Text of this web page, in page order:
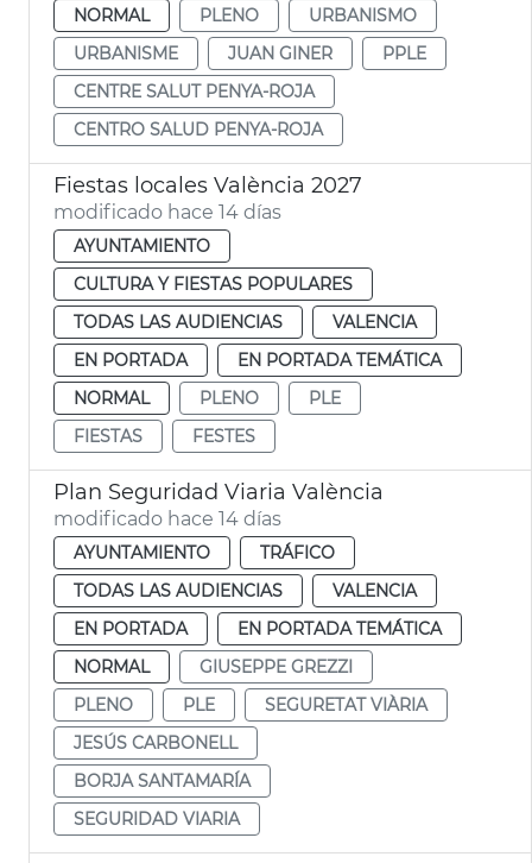
NORMAL
PLENO
URBANISMO
URBANISME
JUAN GINER
PPLE
CENTRE SALUT PENYA-ROJA
CENTRO SALUD PENYA-ROJA
Fiestas locales València 2027
modificado hace 14 días
AYUNTAMIENTO
CULTURA Y FIESTAS POPULARES
TODAS LAS AUDIENCIAS
VALENCIA
EN PORTADA
EN PORTADA TEMÁTICA
NORMAL
PLENO
PLE
FIESTAS
FESTES
Plan Seguridad Viaria València
modificado hace 14 días
AYUNTAMIENTO
TRÁFICO
TODAS LAS AUDIENCIAS
VALENCIA
EN PORTADA
EN PORTADA TEMÁTICA
NORMAL
GIUSEPPE GREZZI
PLENO
PLE
SEGURETAT VIÀRIA
JESÚS CARBONELL
BORJA SANTAMARÍA
SEGURIDAD VIARIA